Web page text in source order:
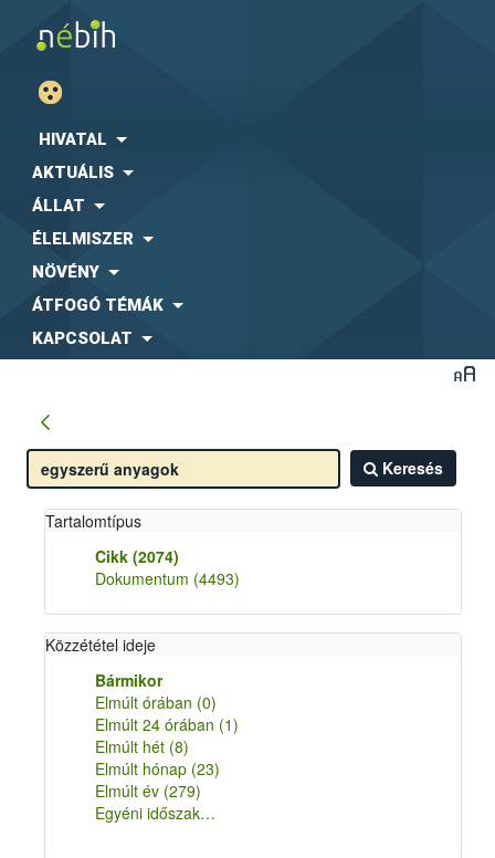
HIVATAL
AKTUÁLIS
ÁLLAT
ÉLELMISZER
NÖVÉNY
ÁTFOGÓ TÉMÁK
KAPCSOLAT
Keresés
Tartalomtípus
Cikk (2074)
Dokumentum (4493)
Közzététel ideje
Bármikor
Elmúlt órában (0)
Elmúlt 24 órában (1)
Elmúlt hét (8)
Elmúlt hónap (23)
Elmúlt év (279)
Egyéni időszak…